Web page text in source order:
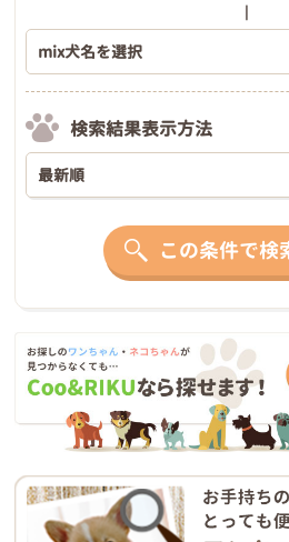
検索結果表示方法
この条件で検